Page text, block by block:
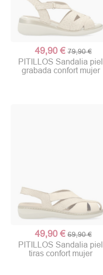
49,90 € 79,90 €
PITILLOS Sandalia piel
grabada confort mujer
49,90 € 69,90 €
PITILLOS Sandalia piel
tiras confort mujer